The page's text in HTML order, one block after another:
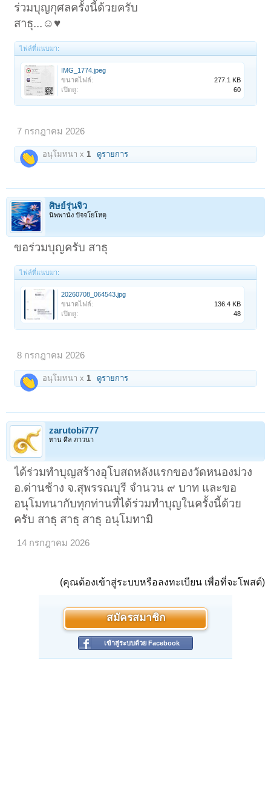
ร่วมบุญกุศลครั้งนี้ด้วยครับ
สาธุ...☺️♥️
ไฟล์ที่แนบมา:
IMG_1774.jpeg
ขนาดไฟล์:
277.1 KB
เปิดดู:
60
7 กรกฎาคม 2026
อนุโมทนา x1 ดูรายการ
ศิษย์รุ่นจิ๋ว
นิพพานัง ปัจจโยโหตุ
ขอร่วมบุญครับ สาธุ
ไฟล์ที่แนบมา:
20260708_064543.jpg
ขนาดไฟล์:
136.4 KB
เปิดดู:
48
8 กรกฎาคม 2026
อนุโมทนา x1 ดูรายการ
zarutobi777
ทาน ศีล ภาวนา
ได้ร่วมทำบุญสร้างอุโบสถหลังแรกของวัดหนองม่วง
อ.ด่านช้าง จ.สุพรรณบุรี จำนวน ๙ บาท และขอ
อนุโมทนากับทุกท่านที่ได้ร่วมทำบุญในครั้งนี้ด้วย
ครับ สาธุ สาธุ สาธุ อนุโมทามิ
14 กรกฎาคม 2026
(คุณต้องเข้าสู่ระบบหรือลงทะเบียน เพื่อที่จะโพสต์)
สมัครสมาชิก
เข้าสู่ระบบด้วย Facebook